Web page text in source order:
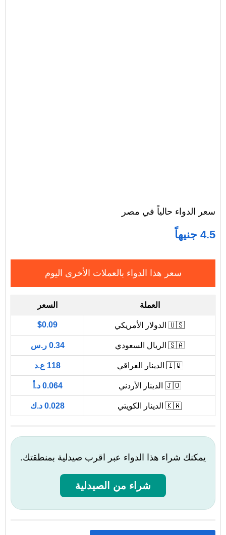
سعر الدواء حالياً في مصر
4.5 جنيهاً
سعر هذا الدواء بالعملات الأخرى اليوم
العملة السعر
🇺🇸 الدولار الأمريكي $0.09
🇸🇦 الريال السعودي 0.34 ر.س
🇮🇶 الدينار العراقي 118 ع.د
🇯🇴 الدينار الأردني 0.064 د.أ
🇰🇼 الدينار الكويتي 0.028 د.ك
يمكنك شراء هذا الدواء عبر اقرب صيدلية بمنطقتك.
شراء من الصيدلية